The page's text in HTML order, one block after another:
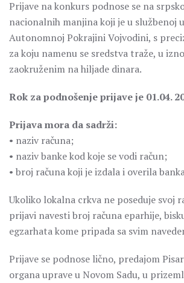
Prijave na konkurs podnose se na
nacionalnih manjina koji je u službenoj
Autonomnoj Pokrajini Vojvodini, s
za koju namenu se sredstva traže, u
zaokruženim na hiljade dinara.
Rok za podnošenje prijave je 01.04.
Prijava mora da sadrži:
• naziv računa;
• naziv banke kod koje se vodi račun;
• broj računa koji je izdala i overila
Ukoliko lokalna crkva ne poseduje svoj
prijavi navesti broj računa eparhije,
egzarhata kome pripada sa svim
Prijave se podnose lično, predajom
organa uprave u Novom Sadu, u